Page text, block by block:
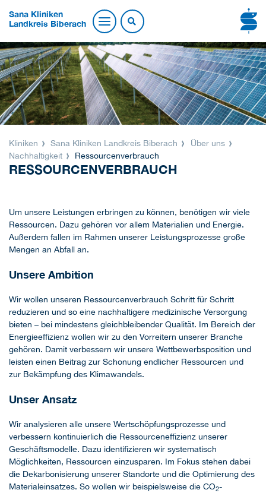
Sana Kliniken
Landkreis Biberach
Kliniken Sana Kliniken Landkreis Biberach
Über uns
Nachhaltigkeit
Ressourcenverbrauch
RESSOURCENVERBRAUCH
Um unsere Leistungen erbringen zu können, benötigen wir viele
Ressourcen. Dazu gehören vor allem Materialien und Energie.
Außerdem fallen im Rahmen unserer Leistungsprozesse große
Mengen an Abfall an.
Unsere Ambition
Wir wollen unseren Ressourcenverbrauch Schritt für Schritt
reduzieren und so eine nachhaltigere medizinische Versorgung
bieten – bei mindestens gleichbleibender Qualität. Im Bereich der
Energieeffizienz wollen wir zu den Vorreitern unserer Branche
gehören. Damit verbessern wir unsere Wettbewerbsposition und
leisten einen Beitrag zur Schonung endlicher Ressourcen und
zur Bekämpfung des Klimawandels.
Unser Ansatz
Wir analysieren alle unsere Wertschöpfungsprozesse und
verbessern kontinuierlich die Ressourceneffizienz unserer
Geschäftsmodelle. Dazu identifizieren wir systematisch
Möglichkeiten, Ressourcen einzusparen. Im Fokus stehen dabei
die Dekarbonisierung unserer Standorte und die Optimierung des
Materialeinsatzes. So wollen wir beispielsweise die CO2-